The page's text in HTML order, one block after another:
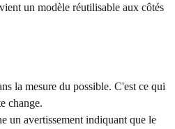
un modèle réutilisable aux côtés
la mesure du possible. C'est ce qui
change.
un avertissement indiquant que le